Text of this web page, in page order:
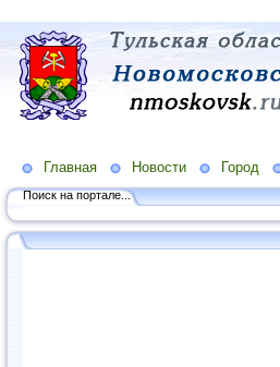
Главная Новости Город
Поиск на портале...